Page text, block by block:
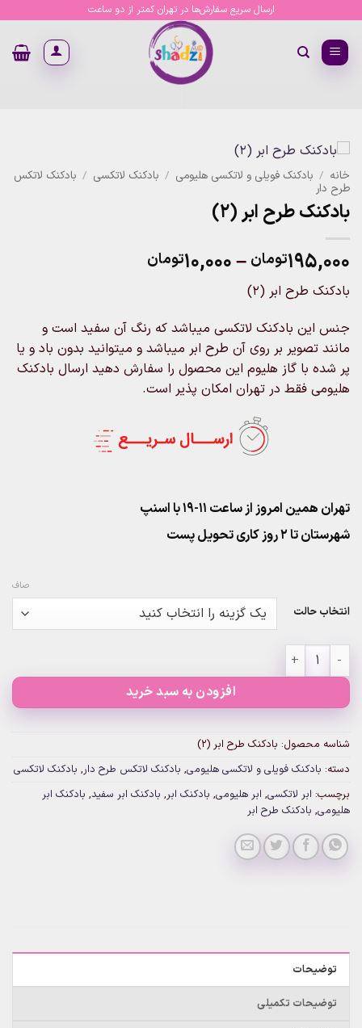
content
ارسال سریع سفارش‌ها در تهران کمتر از دو ساعت
خانه / بادکنک فویلی و لاتکسی هلیومی / بادکنک لاتکسی / بادکنک لاتکس
طرح دار
بادکنک طرح ابر (۲)
۱۹۵,۰۰۰تومان –۱۰,۰۰۰تومان
through
۱۹۵,۰۰۰تومان
بادکنک طرح ابر (۲)
جنس این بادکنک لاتکسی میباشد که رنگ آن سفید است و
مانند تصویر بر روی آن طرح ابر میباشد و میتوانید بدون باد و یا
پر شده با گاز هلیوم این محصول را سفارش دهید ارسال بادکنک
هلیومی فقط در تهران امکان پذیر است.
تهران همین امروز از ساعت ۱۱-۱۹ با اسنپ
شهرستان تا 2 روز کاری تحویل پست
انتخاب حالت
صاف
بادکنک طرح ابر (۲) عدد
افزودن به سبد خرید
شناسه محصول: بادکنک طرح ابر (۲)
دسته: بادکنک فویلی و لاتکسی هلیومی, بادکنک لاتکس طرح دار, بادکنک لاتکسی
برچسب: ابر لاتکسی, ابر هلیومی, بادکنک ابر, بادکنک ابر سفید, بادکنک ابر
هلیومی, بادکنک طرح ابر
توضیحات
توضیحات تکمیلی